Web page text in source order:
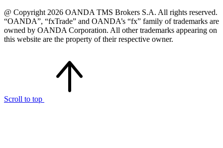
@ Copyright 2026 OANDA TMS Brokers S.A. All rights reserved.
“OANDA”, “fxTrade” and OANDA’s “fx” family of trademarks are
owned by OANDA Corporation. All other trademarks appearing on
this website are the property of their respective owner.
Scroll to top